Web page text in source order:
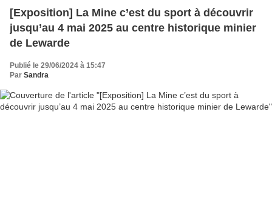
[Exposition] La Mine c’est du sport à découvrir
jusqu’au 4 mai 2025 au centre historique minier
de Lewarde
Publié le 29/06/2024 à 15:47
Par Sandra